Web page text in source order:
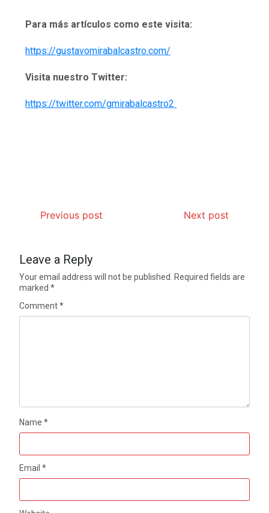
Para más artículos como este visita:
https://gustavomirabalcastro.com/
Visita nuestro Twitter:
https://twitter.com/gmirabalcastro2
Previous post Next post
Leave a Reply
Your email address will not be published. Required fields are
marked*
Comment*
Name*
Email*